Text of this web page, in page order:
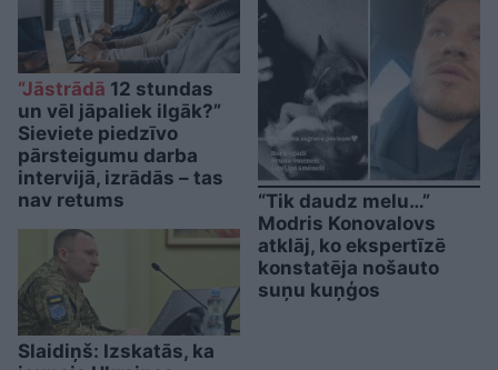
“Jāstrādā 12 stundas
un vēl jāpaliek ilgāk?”
Sieviete piedzīvo
pārsteigumu darba
intervijā, izrādās – tas
nav retums
Slaidiņš: Izskatās, ka
“Tik daudz melu…”
Modris Konovalovs
atklāj, ko ekspertīzē
konstatēja nošauto
suņu kuņģos